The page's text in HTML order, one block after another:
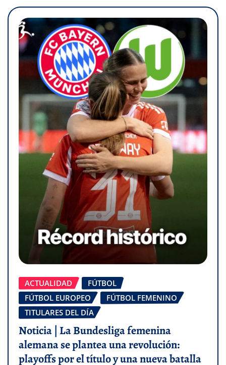
ACTUALIDAD
FÚTBOL
FÚTBOL EUROPEO
FÚTBOL FEMENINO
TITULARES DEL DÍA
Noticia | La Bundesliga femenina
alemana se plantea una revolución:
playoffs por el título y una nueva batalla